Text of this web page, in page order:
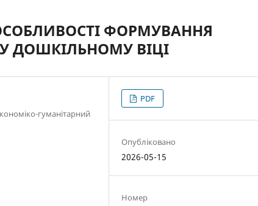
ФОРМУВАННЯ
ДОШКІЛЬНОМУ ВІЦІ
гуманітарний
PDF
Опубліковано
2026-05-15
Номер